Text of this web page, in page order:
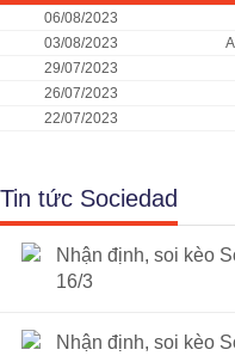
06/08/2023
03/08/2023
29/07/2023
26/07/2023
22/07/2023
Tin tức Sociedad
Nhận định, soi kèo
16/3
Nhận định, soi kèo